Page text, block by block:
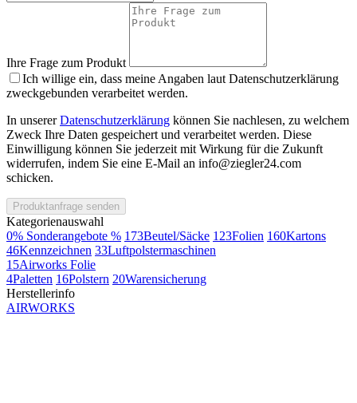
Ihre Frage zum Produkt
Ich willige ein, dass meine Angaben laut Datenschutzerklärung
zweckgebunden verarbeitet werden.
In unsererDatenschutzerklärung können Sie nachlesen, zu welchem
Zweck Ihre Daten gespeichert und verarbeitet werden. Diese
Einwilligung können Sie jederzeit mit Wirkung für die Zukunft
widerrufen, indem Sie eine E-Mail an info@ziegler24.com
schicken.
Produktanfrage senden
Kategorienauswahl
0% Sonderangebote % 173Beutel/Säcke 123Folien 160Kartons
46Kennzeichnen 33Luftpolstermaschinen
15Airworks Folie
4Paletten 16Polstern 20Warensicherung
Herstellerinfo
AIRWORKS